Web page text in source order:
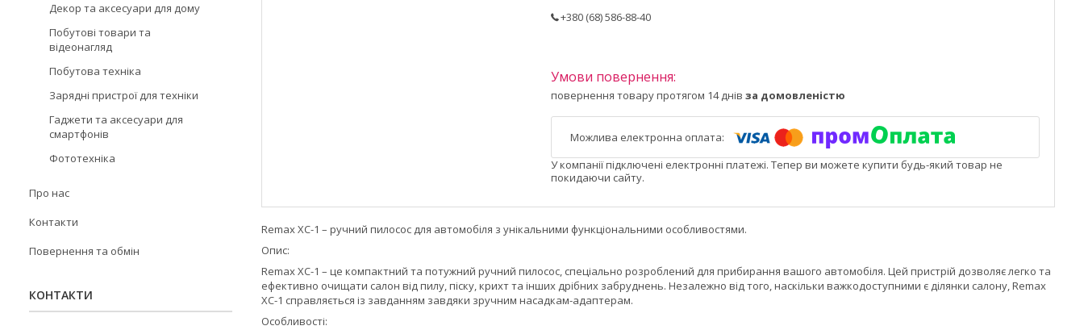
+380 (68) 586-88-40
повернення товару протягом 14 днів за домовленістю
У компанії підключені електронні платежі. Тепер ви можете купити будь-який товар не
покидаючи сайту.
Remax XC-1 – ручний пилосос для автомобіля з унікальними функціональними особливостями.
Опис:
Remax XC-1 – це компактний та потужний ручний пилосос, спеціально розроблений для прибирання вашого автомобіля. Цей пристрій дозволяє легко та
ефективно очищати салон від пилу, піску, крихт та інших дрібних забруднень. Незалежно від того, наскільки важкодоступними є ділянки салону, Remax
XC-1 справляється із завданням завдяки зручним насадкам-адаптерам.
Особливості:
Декор та аксесуари для дому
Побутові товари та
відеонагляд
Побутова техніка
Зарядні пристрої для техніки
Гаджети та аксесуари для
смартфонів
Фототехніка
Про нас
Контакти
Повернення та обмін
КОНТАКТИ